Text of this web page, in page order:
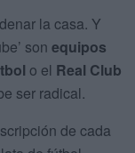
la casa. Y
son equipos
o el Real Club
ser radical.
de cada